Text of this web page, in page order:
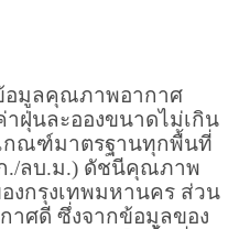
อมูลคุณภาพอากาศ
ฝุ่นละอองขนาดไม่เกิน
เกณฑ์มาตรฐานทุกพื้นที่
./ลบ.ม.) ดัชนีคุณภาพ
งกรุงเทพมหานคร ส่วน
ศดี ซึ่งจากข้อมูลของ